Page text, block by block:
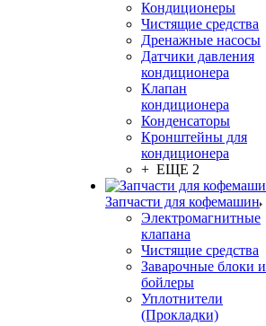
Кондиционеры
Чистящие средства
Дренажные насосы
Датчики давления
кондиционера
Клапан
кондиционера
Конденсаторы
Кронштейны для
кондиционера
+ ЕЩЕ 2
Запчасти для кофемашин
Электромагнитные
клапана
Чистящие средства
Заварочные блоки и
бойлеры
Уплотнители
(Прокладки)